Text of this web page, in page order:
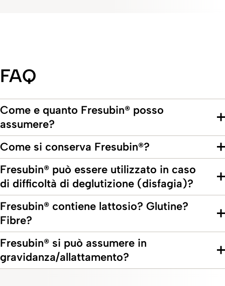
FAQ
Come e quanto Fresubin® posso
assumere?
Come si conserva Fresubin®?
Fresubin® può essere utilizzato in caso
di difficoltà di deglutizione (disfagia)?
Fresubin® contiene lattosio? Glutine?
Fibre?
Fresubin® si può assumere in
gravidanza/allattamento?